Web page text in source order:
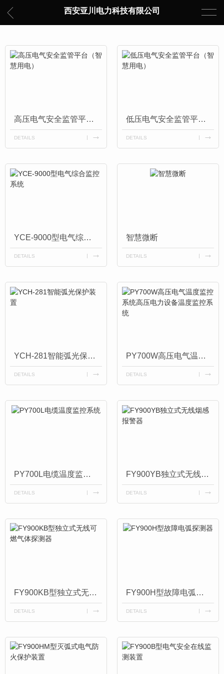
西安亚川电力科技有限公司
高压电气安全监管平台（智慧用电）
DETAILS
低压电气安全监管平台（智慧用电）
DETAILS
YCE-9000型电气综合监控系统
DETAILS
智慧微断
DETAILS
YCH-281智能弧光保护装置
DETAILS
PY700W高压电气温度监控系统高压电力设备温度监控系统
DETAILS
PY700L电缆温度监控系统
DETAILS
FY900YB独立式无线烟感报警器
DETAILS
FY900KB型独立式无线可燃气体探测器
DETAILS
FY900H型故障电弧探测器
DETAILS